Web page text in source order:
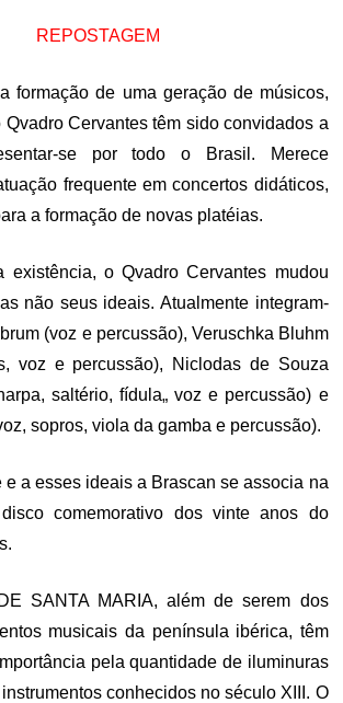
REPOSTAGEM
formação de uma geração de músicos,
Qvadro Cervantes têm sido convidados a
se por todo o Brasil. Merece
frequente em concertos didáticos,
a formação de novas platéias.
existência, o Qvadro Cervantes mudou
não seus ideais. Atualmente integram-
(voz e percussão), Veruschka Bluhm
voz e percussão), Niclodas de Souza
saltério, fídula„ voz e percussão) e
sopros, viola da gamba e percussão).
e a esses ideais a Brascan se associa na
comemorativo dos vinte anos do
SANTA MARIA, além de serem dos
musicais da península ibérica, têm
pela quantidade de iluminuras
conhecidos no século XIII. O